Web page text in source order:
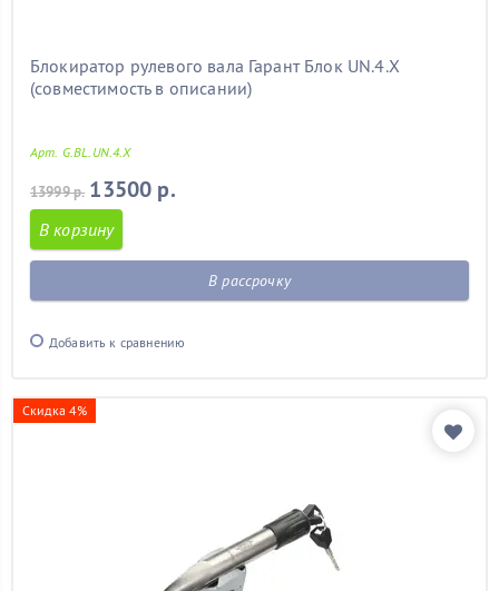
Блокиратор рулевого вала Гарант Блок UN.4.X
(совместимость в описании)
Арт. G.BL.UN.4.X
13999 р. 13500 р.
В корзину
В рассрочку
Добавить к сравнению
Скидка 4%